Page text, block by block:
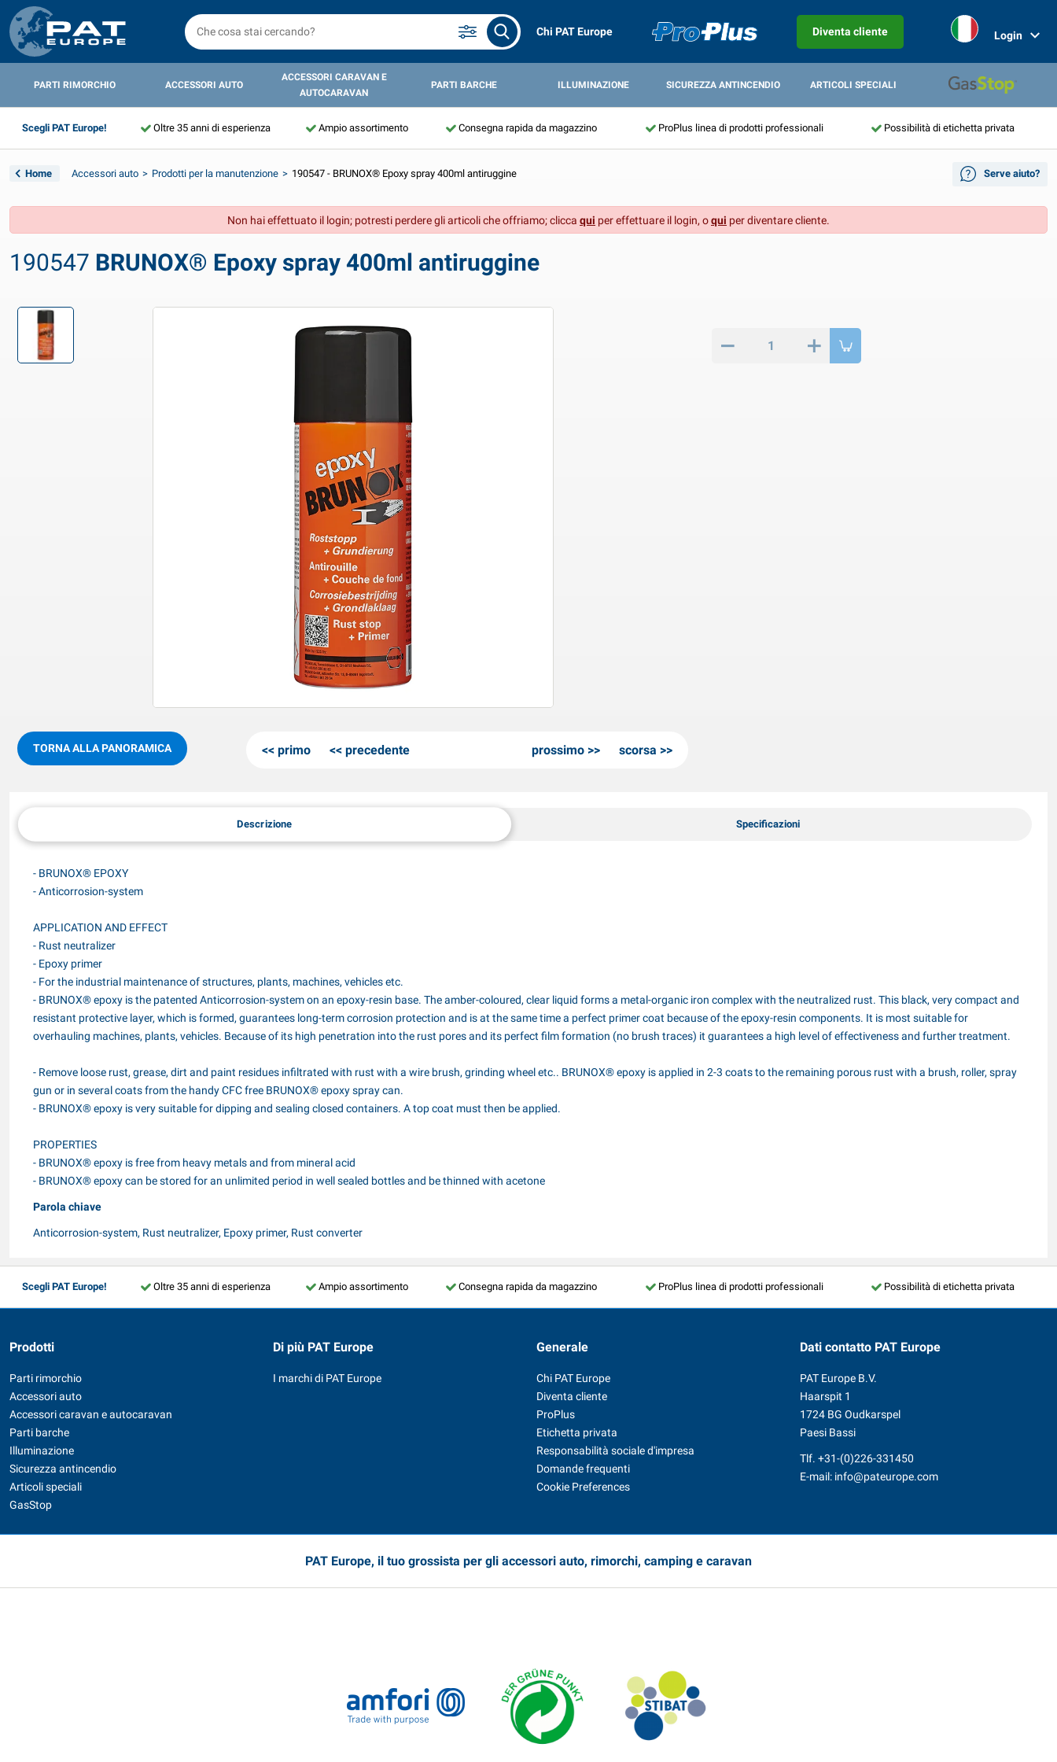
Chi PAT Europe Diventa cliente Login
PARTI RIMORCHIO ACCESSORI AUTO
ACCESSORI CARAVAN E
AUTOCARAVAN
PARTI BARCHE ILLUMINAZIONE SICUREZZA ANTINCENDIO ARTICOLI SPECIALI
Scegli PAT Europe! Oltre 35 anni di esperienza Ampio assortimento Consegna rapida da magazzino ProPlus linea di prodotti professionali Possibilità di etichetta privata
Home Accessori auto Prodotti per la manutenzione 190547 - BRUNOX® Epoxy spray 400ml antiruggine Serve aiuto?
Non hai effettuato il login; potresti perdere gli articoli che offriamo; clicca qui per effettuare il login, oqui per diventare cliente.
190547 BRUNOX® Epoxy spray 400ml antiruggine
TORNA ALLA PANORAMICA primo precedente prossimo scorsa
Descrizione Specificazioni
- BRUNOX® EPOXY
- Anticorrosion-system
APPLICATION AND EFFECT
- Rust neutralizer
- Epoxy primer
- For the industrial maintenance of structures, plants, machines, vehicles etc.
- BRUNOX® epoxy is the patented Anticorrosion-system on an epoxy-resin base. The amber-coloured, clear liquid forms a metal-organic iron complex with the neutralized rust. This black, very compact and
resistant protective layer, which is formed, guarantees long-term corrosion protection and is at the same time a perfect primer coat because of the epoxy-resin components. It is most suitable for
overhauling machines, plants, vehicles. Because of its high penetration into the rust pores and its perfect film formation (no brush traces) it guarantees a high level of effectiveness and further treatment.
- Remove loose rust, grease, dirt and paint residues infiltrated with rust with a wire brush, grinding wheel etc.. BRUNOX® epoxy is applied in 2-3 coats to the remaining porous rust with a brush, roller, spray
gun or in several coats from the handy CFC free BRUNOX® epoxy spray can.
- BRUNOX® epoxy is very suitable for dipping and sealing closed containers. A top coat must then be applied.
PROPERTIES
- BRUNOX® epoxy is free from heavy metals and from mineral acid
- BRUNOX® epoxy can be stored for an unlimited period in well sealed bottles and be thinned with acetone
Parola chiave
Anticorrosion-system, Rust neutralizer, Epoxy primer, Rust converter
Scegli PAT Europe! Oltre 35 anni di esperienza Ampio assortimento Consegna rapida da magazzino ProPlus linea di prodotti professionali Possibilità di etichetta privata
Prodotti
Parti rimorchio
Accessori auto
Accessori caravan e autocaravan
Parti barche
Illuminazione
Sicurezza antincendio
Articoli speciali
GasStop
Di più PAT Europe
I marchi di PAT Europe
Generale
Chi PAT Europe
Diventa cliente
ProPlus
Etichetta privata
Responsabilità sociale d'impresa
Domande frequenti
Cookie Preferences
Dati contatto PAT Europe
PAT Europe B.V.
Haarspit 1
1724 BG Oudkarspel
Paesi Bassi
Tlf. +31-(0)226-331450
E-mail: info@pateurope.com
PAT Europe, il tuo grossista per gli accessori auto, rimorchi, camping e caravan